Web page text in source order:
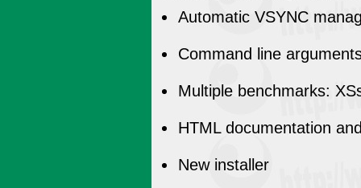
Automatic VSYNC
Command line
Multiple benchmarks:
HTML documentation
New installer